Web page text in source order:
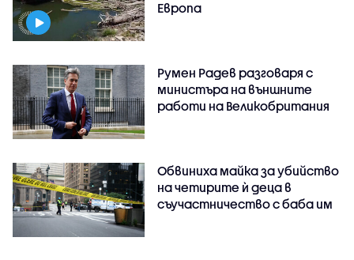
Европа
Румен Радев разговаря с
министъра на външните
работи на Великобритания
Обвиниха майка за убийство
на четирите ѝ деца в
съучастничество с баба им